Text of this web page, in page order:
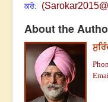
ਕਰੋ: (
About the